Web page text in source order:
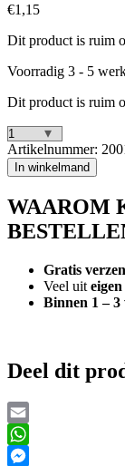
€1,15
Dit product is ruim
Voorradig 3 - 5
Dit product is ruim
Magische
Springveer
Regenboog
Artikelnummer:
In winkelmand
WAAROM
Gratis
Veel uit
Binnen 1 – 3
Deel dit
Email
WhatsApp